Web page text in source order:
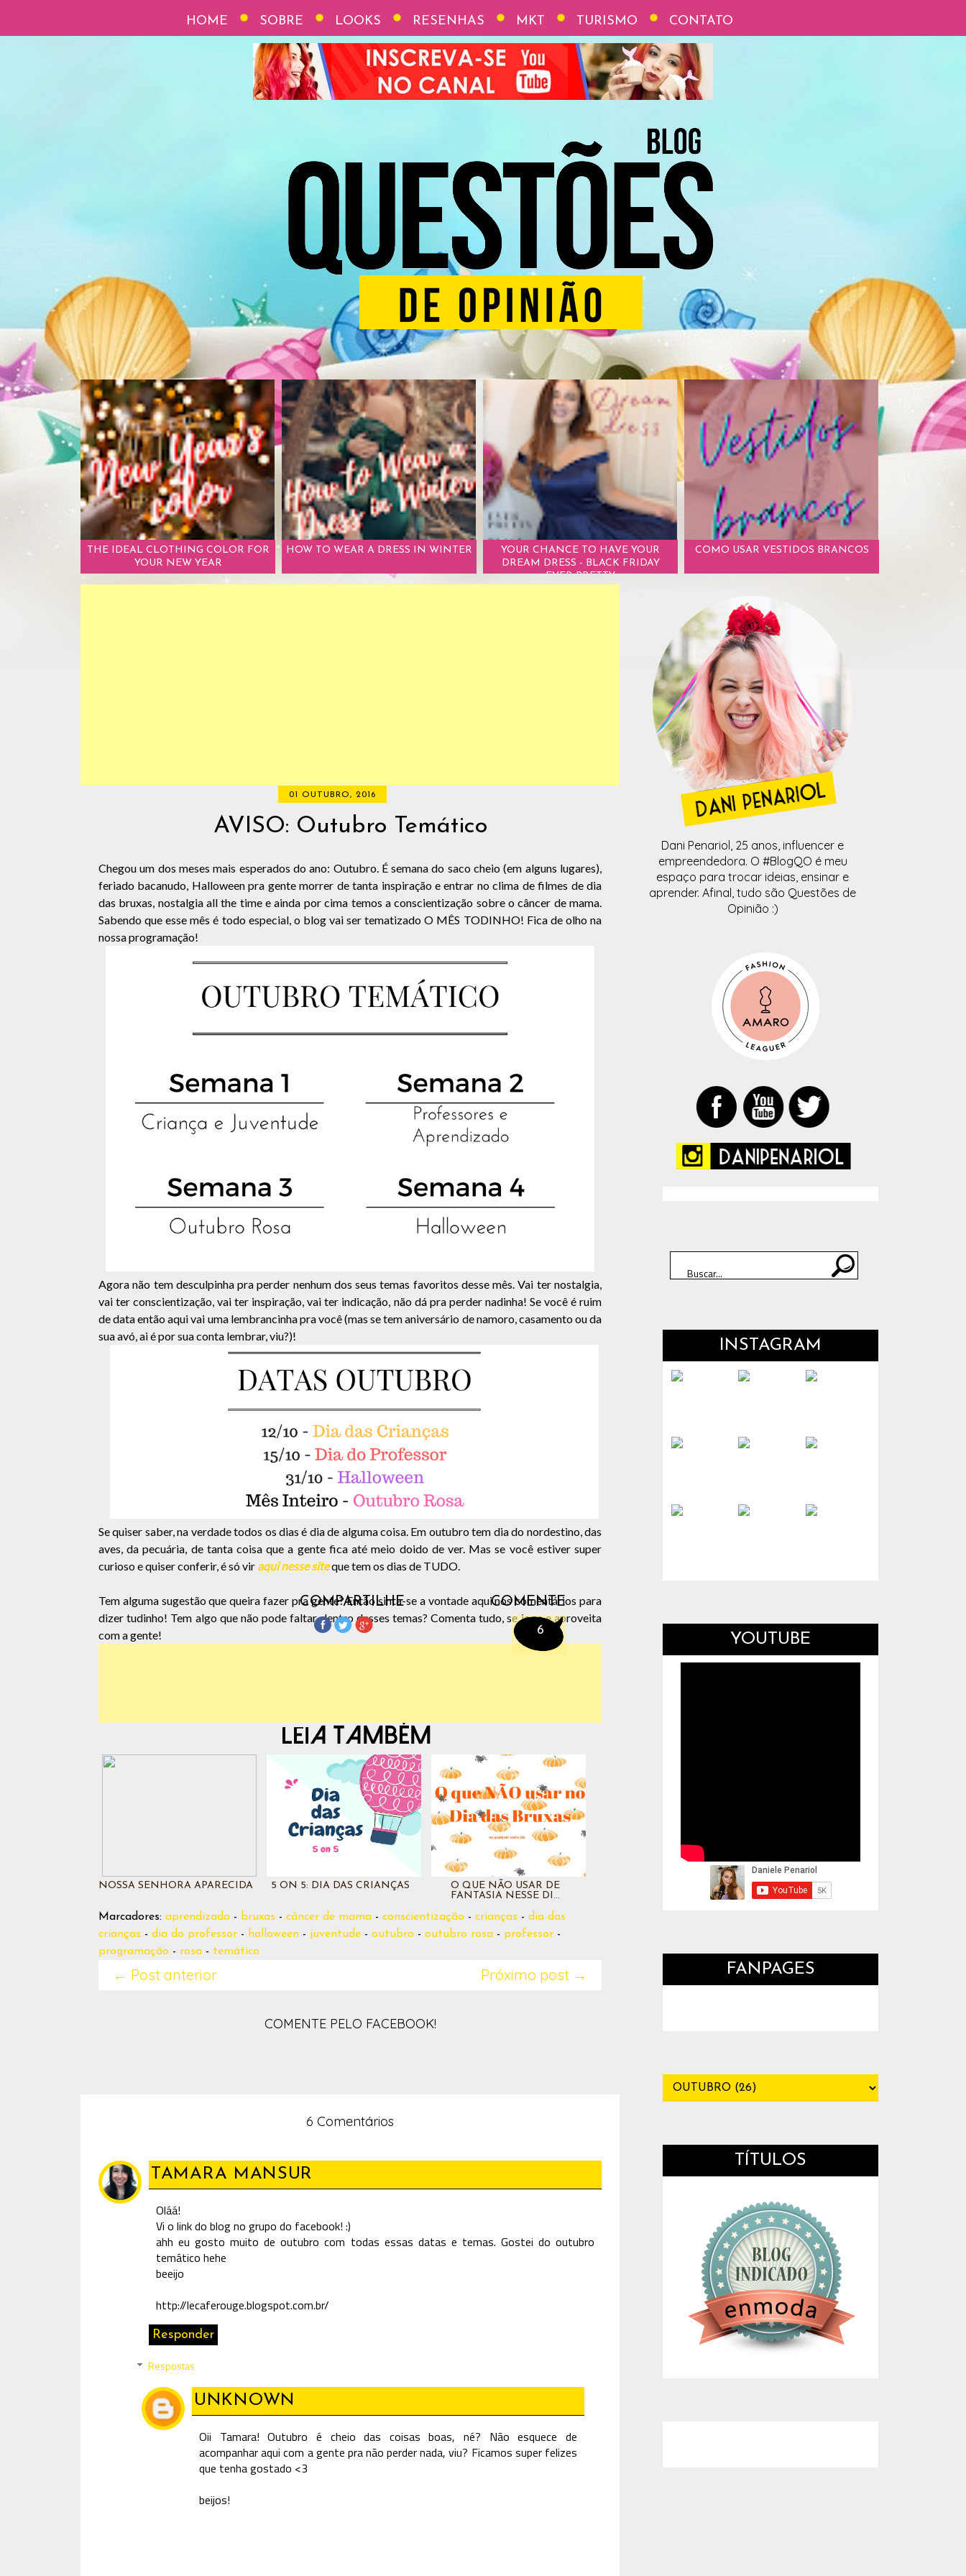
HOME SOBRE LOOKS RESENHAS MKT TURISMO CONTATO
THE IDEAL CLOTHING COLOR FOR
YOUR NEW YEAR
HOW TO WEAR A DRESS IN WINTER
YOUR CHANCE TO HAVE YOUR
DREAM DRESS - BLACK FRIDAY
EVER PRETTY
COMO USAR VESTIDOS BRANCOS
01 OUTUBRO, 2016
AVISO: Outubro Temático
Chegou um dos meses mais esperados do ano: Outubro. É semana do saco cheio (em alguns lugares),
feriado bacanudo, Halloween pra gente morrer de tanta inspiração e entrar no clima de filmes de dia
das bruxas, nostalgia all the time e ainda por cima temos a conscientização sobre o câncer de mama.
Sabendo que esse mês é todo especial, o blog vai ser tematizado O MÊS TODINHO! Fica de olho na
nossa programação!
Agora não tem desculpinha pra perder nenhum dos seus temas favoritos desse mês. Vai ter nostalgia,
vai ter conscientização, vai ter inspiração, vai ter indicação, não dá pra perder nadinha! Se você é ruim
de data então aqui vai uma lembrancinha pra você (mas se tem aniversário de namoro, casamento ou da
sua avó, ai é por sua conta lembrar, viu?)!
Se quiser saber, na verdade todos os dias é dia de alguma coisa. Em outubro tem dia do nordestino, das
aves, da pecuária, de tanta coisa que a gente fica até meio doido de ver. Mas se você estiver super
curioso e quiser conferir, é só vir aqui nesse siteque tem os dias de TUDO.
Tem alguma sugestão que queira fazer pra gente? Então sinta-se a vontade aqui nos comentários para
dizer tudinho! Tem algo que não pode faltar dentro desses temas? Comenta tudo, se joga e aproveita
com a gente!
6
COMENTE
COMPARTILHE
NOSSA SENHORA APARECIDA 5 ON 5: DIA DAS CRIANÇAS
O QUE NÃO USAR DE
FANTASIA NESSE DI...
Marcadores: aprendizado - bruxas - câncer de mama - conscientização - crianças - dia das
crianças - dia do professor - halloween - juventude - outubro - outubro rosa - professor -
programação - rosa - temático
Próximo post →
← Post anterior
COMENTE PELO FACEBOOK!
6 Comentários
TAMARA MANSUR
Oláá!
Vi o link do blog no grupo do facebook! :)
ahh eu gosto muito de outubro com todas essas datas e temas. Gostei do outubro
temático hehe
beeijo
http://lecaferouge.blogspot.com.br/
Responder
Respostas
UNKNOWN
Oii Tamara! Outubro é cheio das coisas boas, né? Não esquece de
acompanhar aqui com a gente pra não perder nada, viu? Ficamos super felizes
que tenha gostado <3
beijos!
Dani Penariol, 25 anos, influencer e
empreendedora. O #BlogQO é meu
espaço para trocar ideias, ensinar e
aprender. Afinal, tudo são Questões de
Opinião :)
INSTAGRAM
YOUTUBE
FANPAGES
TÍTULOS